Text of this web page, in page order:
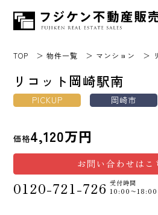
TOP 物件一覧 マンション
リコット岡崎駅南
PICKUP 岡崎市
価格4,120万円
お問い合わせはこ
0120-721-726 受付時間
10:00〜18:00